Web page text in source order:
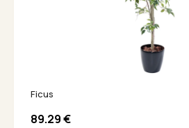
Ficus
89.29€